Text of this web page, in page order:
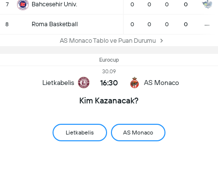
7 Bahcesehir Univ. 0 0 0 0
8 Roma Basketball 0 0 0 0 -
AS Monaco Tablo ve Puan Durumu
Eurocup
Lietkabelis
30.09
16:30 AS Monaco
Kim Kazanacak?
Lietkabelis AS Monaco